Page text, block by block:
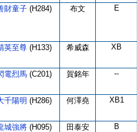
財童子 (H284) 布文 E
英至尊 (H133) 希威森 XB
電烈馬 (C201) 賀銘年 --
千陽明 (H286) 何澤堯 XB1
城強將 (H095) 田泰安 B